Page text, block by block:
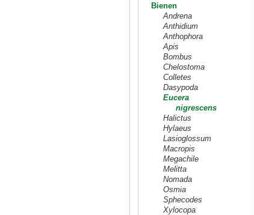
Bienen
Andrena
Anthidium
Anthophora
Apis
Bombus
Chelostoma
Colletes
Dasypoda
Eucera
nigrescens
Halictus
Hylaeus
Lasioglossum
Macropis
Megachile
Melitta
Nomada
Osmia
Sphecodes
Xylocopa